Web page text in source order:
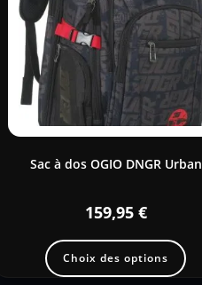
Sac à dos OGIO DNGR Urban
159,95 €
Choix des options